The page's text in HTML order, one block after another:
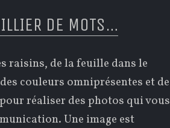
DE MOTS…
raisins, de la feuille dans le
couleurs omniprésentes et de
réaliser des photos qui vous
Une image est